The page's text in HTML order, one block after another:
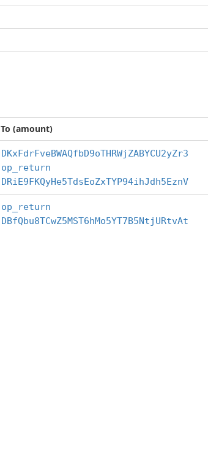
To (amount)
DKxFdrFveBWAQfbD9oTHRWjZABYCU2yZr3
op_return
DRiE9FKQyHe5TdsEoZxTYP94ihJdh5EznV
op_return
DBfQbu8TCwZ5MST6hMo5YT7B5NtjURtvAt